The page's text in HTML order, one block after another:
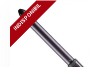
INDISPONIBIL
INDISPONIBIL